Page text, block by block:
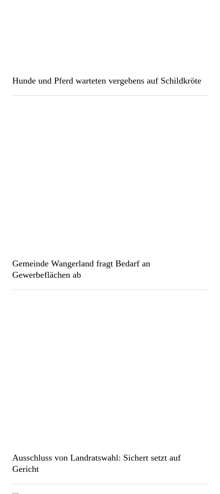
Hunde und Pferd warteten vergebens auf Schildkröte
Gemeinde Wangerland fragt Bedarf an
Gewerbeflächen ab
Ausschluss von Landratswahl: Sichert setzt auf
Gericht